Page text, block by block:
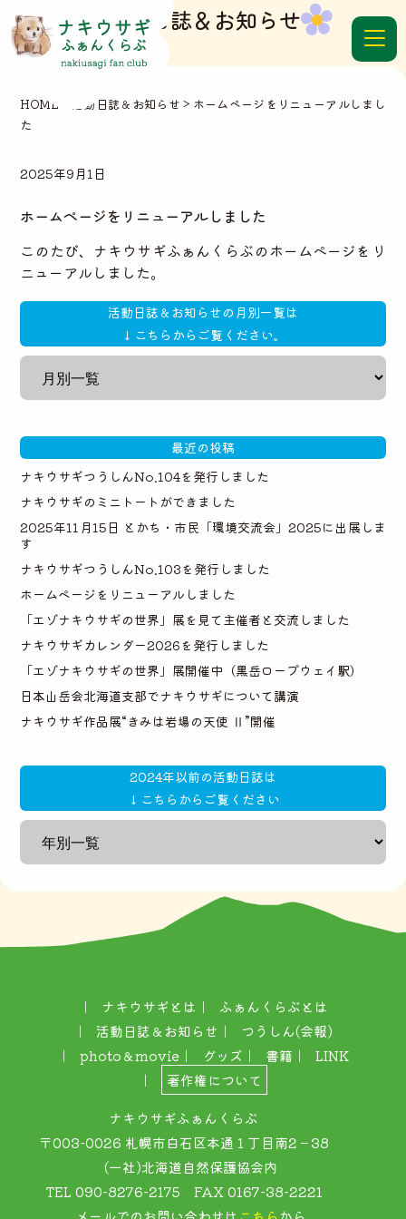
活動日誌＆お知らせ
HOME 活動日誌＆お知らせ > ホームページをリニューアルしまし
た
2025年9月1日
ホームページをリニューアルしました
このたび、ナキウサギふぁんくらぶのホームページをリ
ニューアルしました。
活動日誌＆お知らせの月別一覧は
↓こちらからご覧ください。
最近の投稿
ナキウサギつうしんNo.104を発行しました
ナキウサギのミニトートができました
2025年11月15日 とかち・市民「環境交流会」2025に出展しま
す
ナキウサギつうしんNo.103を発行しました
ホームページをリニューアルしました
「エゾナキウサギの世界」展を見て主催者と交流しました
ナキウサギカレンダー2026を発行しました
「エゾナキウサギの世界」展開催中（黒岳ロープウェイ駅）
日本山岳会北海道支部でナキウサギについて講演
ナキウサギ作品展“きみは岩場の天使 Ⅱ”開催
2024年以前の活動日誌は
↓こちらからご覧ください
ナキウサギとは
ふぁんくらぶとは
活動日誌＆お知らせ
つうしん(会報)
photo＆movie
グッズ 書籍
LINK
著作権について
ナキウサギふぁんくらぶ
〒003-0026 札幌市白石区本通１丁目南2－38
(一社)北海道自然保護協会内
TEL 090-8276-2175 FAX 0167-38-2221